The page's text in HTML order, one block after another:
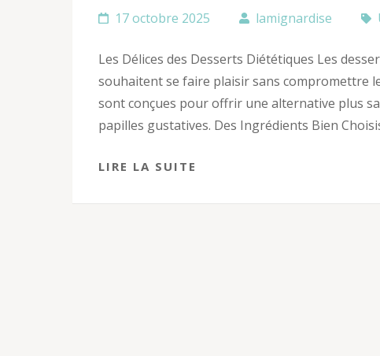
17 octobre 2025 lamignardise
Les Délices des Desserts Diététiques Les
souhaitent se faire plaisir sans compromettre
sont conçues pour offrir une alternative plus
papilles gustatives. Des Ingrédients Bien
LIRE LA SUITE